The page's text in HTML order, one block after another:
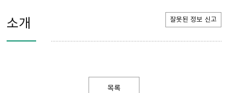
소개 잘못된 정보 신고
목록